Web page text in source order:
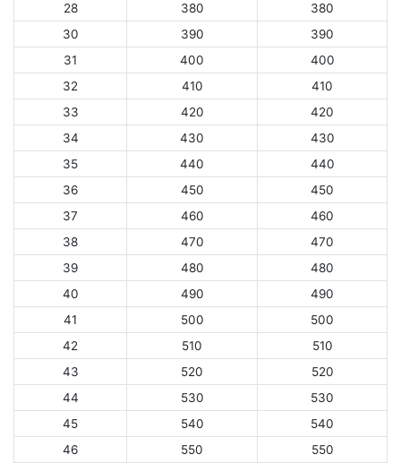
28
380
380
30
390
390
31
400
400
32
410
410
33
420
420
34
430
430
35
440
440
36
450
450
37
460
460
38
470
470
39
480
480
40
490
490
41
500
500
42
510
510
43
520
520
44
530
530
45
540
540
46
550
550